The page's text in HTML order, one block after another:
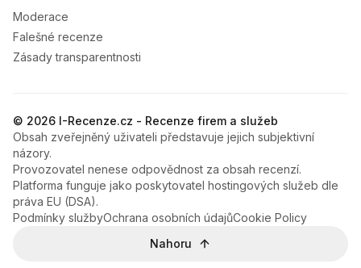
Moderace
Falešné recenze
Zásady transparentnosti
© 2026 I-Recenze.cz - Recenze firem a služeb
Obsah zveřejněný uživateli představuje jejich subjektivní
názory.
Provozovatel nenese odpovědnost za obsah recenzí.
Platforma funguje jako poskytovatel hostingových služeb dle
práva EU (DSA).
Podmínky službyOchrana osobních údajůCookie Policy
Nahoru